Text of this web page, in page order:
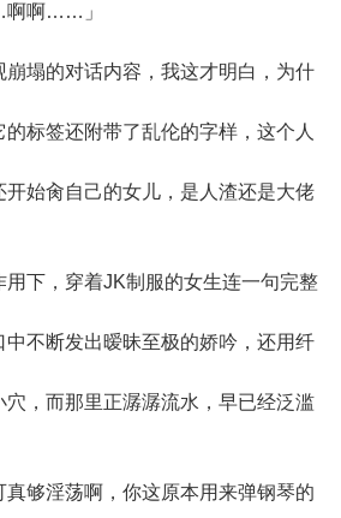
啊……」
塌的对话内容，我这才明白，为什
标签还附带了乱伦的字样，这个人
开始肏自己的女儿，是人渣还是大佬
下，穿着JK制服的女生连一句完整
不断发出暧昧至极的娇吟，还用纤
，而那里正潺潺流水，早已经泛滥
够淫荡啊，你这原本用来弹钢琴的